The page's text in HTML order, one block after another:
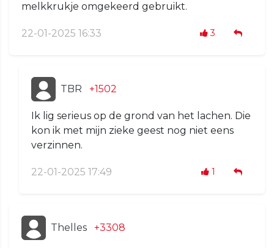
melkkrukje omgekeerd gebruikt.
22-01-2025 16:33 3
TBR +1502
Ik lig serieus op de grond van het lachen. Die
kon ik met mijn zieke geest nog niet eens
verzinnen.
22-01-2025 17:49 1
Thelles +3308